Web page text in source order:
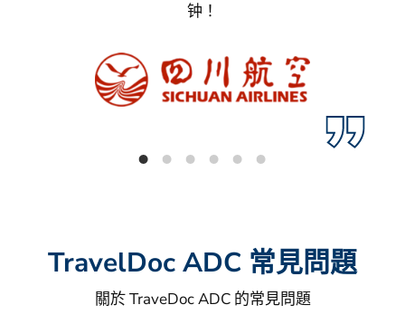
钟！
TravelDoc ADC 常見問題
關於 TraveDoc ADC 的常見問題